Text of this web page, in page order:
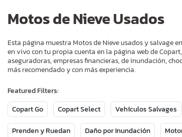
Motos de Nieve Usados
Esta página muestra Motos de Nieve usados y salvage
en vivo con tu propia cuenta en la página web de
aseguradoras, empresas financieras, de inundación,
más recomendado y con más experiencia.
Featured Filters:
Copart Go
Copart Select Vehículos Salvages
Prenden y Ruedan Daño por Inundación